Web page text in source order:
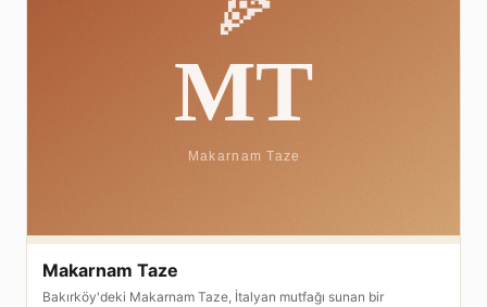
Makarnam Taze
Bakırköy'deki Makarnam Taze, İtalyan mutfağı sunan bir